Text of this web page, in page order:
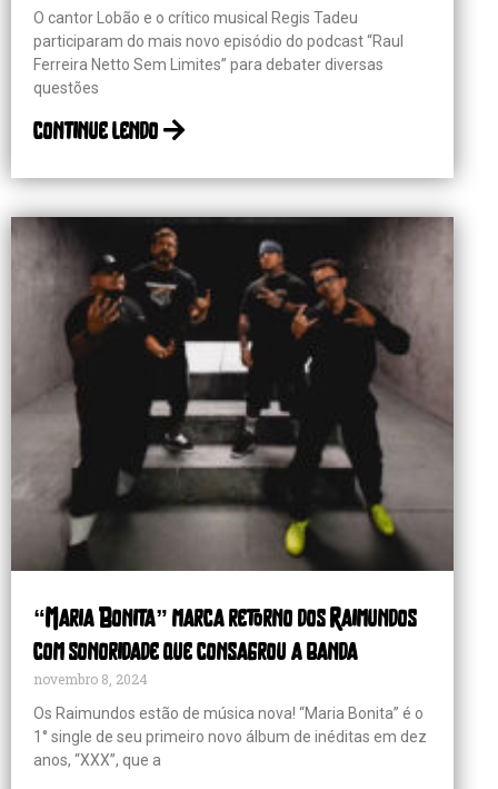
O cantor Lobão e o crítico musical Regis Tadeu
participaram do mais novo episódio do podcast “Raul
Ferreira Netto Sem Limites” para debater diversas
questões
continue lendo
“Maria Bonita” marca retorno dos Raimundos
com sonoridade que consagrou a banda
novembro 8, 2024
Os Raimundos estão de música nova! “Maria Bonita” é o
1° single de seu primeiro novo álbum de inéditas em dez
anos, “XXX”, que a